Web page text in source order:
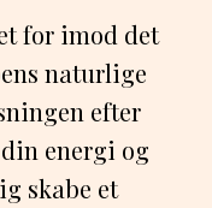
for imod det
naturlige
efter
energi og
skabe et